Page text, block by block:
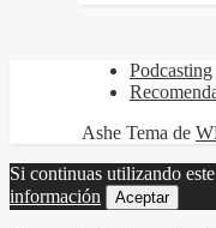
Podcasting
Ashe Tema de
Si continuas utilizando
información
Aceptar